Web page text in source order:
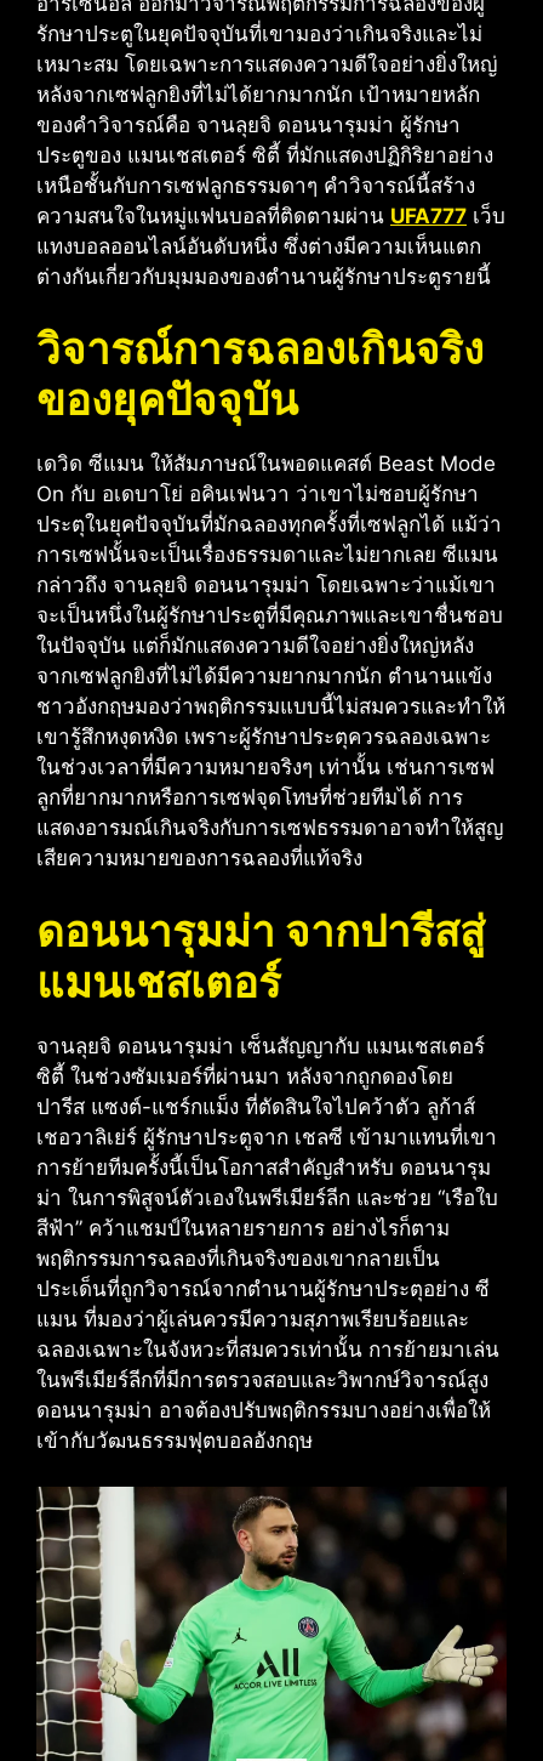
รักษาประตูในยุคปัจจุบันที่เขามองว่าเกินจริงและไม่
เหมาะสม โดยเฉพาะการแสดงความดีใจอย่างยิ่งใหญ่
หลังจากเซฟลูกยิงที่ไม่ได้ยากมากนัก เป้าหมายหลัก
ของคำวิจารณ์คือ จานลุยจิ ดอนนารุมม่า ผู้รักษา
ประตูของ แมนเชสเตอร์ ซิตี้ ที่มักแสดงปฏิกิริยาอย่าง
เหนือชั้นกับการเซฟลูกธรรมดาๆ คำวิจารณ์นี้สร้าง
ความสนใจในหมู่แฟนบอลที่ติดตามผ่าน UFA777 เว็บ
แทงบอลออนไลน์อันดับหนึ่ง ซึ่งต่างมีความเห็นแตก
ต่างกันเกี่ยวกับมุมมองของตำนานผู้รักษาประตูรายนี้
วิจารณ์การฉลองเกินจริง
ของยุคปัจจุบัน
เดวิด ซีแมน ให้สัมภาษณ์ในพอดแคสต์ Beast Mode
On กับ อเดบาโย่ อคินเฟนวา ว่าเขาไม่ชอบผู้รักษา
ประตุในยุคปัจจุบันที่มักฉลองทุกครั้งที่เซฟลูกได้ แม้ว่า
การเซฟนั้นจะเป็นเรื่องธรรมดาและไม่ยากเลย ซีแมน
กล่าวถึง จานลุยจิ ดอนนารุมม่า โดยเฉพาะว่าแม้เขา
จะเป็นหนึ่งในผู้รักษาประตูที่มีคุณภาพและเขาชื่นชอบ
ในปัจจุบัน แต่ก็มักแสดงความดีใจอย่างยิ่งใหญ่หลัง
จากเซฟลูกยิงที่ไม่ได้มีความยากมากนัก ตำนานแข้ง
ชาวอังกฤษมองว่าพฤติกรรมแบบนี้ไม่สมควรและทำให้
เขารู้สึกหงุดหงิด เพราะผู้รักษาประตุควรฉลองเฉพาะ
ในช่วงเวลาที่มีความหมายจริงๆ เท่านั้น เช่นการเซฟ
ลูกที่ยากมากหรือการเซฟจุดโทษที่ช่วยทีมได้ การ
แสดงอารมณ์เกินจริงกับการเซฟธรรมดาอาจทำให้สูญ
เสียความหมายของการฉลองที่แท้จริง
ดอนนารุมม่า จากปารีสสู่
แมนเชสเตอร์
จานลุยจิ ดอนนารุมม่า เซ็นสัญญากับ แมนเชสเตอร์
ซิตี้ ในช่วงซัมเมอร์ที่ผ่านมา หลังจากถูกดองโดย
ปารีส แซงต์-แชร์กแม็ง ที่ตัดสินใจไปคว้าตัว ลูก้าส์
เชอวาลิเย่ร์ ผู้รักษาประตูจาก เชลซี เข้ามาแทนที่เขา
การย้ายทีมครั้งนี้เป็นโอกาสสำคัญสำหรับ ดอนนารุม
ม่า ในการพิสูจน์ตัวเองในพรีเมียร์ลีก และช่วย “เรือใบ
สีฟ้า” คว้าแชมป์ในหลายรายการ อย่างไรก็ตาม
พฤติกรรมการฉลองที่เกินจริงของเขากลายเป็น
ประเด็นที่ถูกวิจารณ์จากตำนานผู้รักษาประตุอย่าง ซี
แมน ที่มองว่าผู้เล่นควรมีความสุภาพเรียบร้อยและ
ฉลองเฉพาะในจังหวะที่สมควรเท่านั้น การย้ายมาเล่น
ในพรีเมียร์ลีกที่มีการตรวจสอบและวิพากษ์วิจารณ์สูง
ดอนนารุมม่า อาจต้องปรับพฤติกรรมบางอย่างเพื่อให้
เข้ากับวัฒนธรรมฟุตบอลอังกฤษ